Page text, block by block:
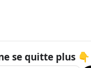
se quitte plus 👇